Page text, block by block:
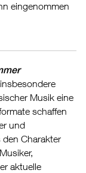
eingenommen
Musik eine
schaffen
und
Charakter
aktuelle